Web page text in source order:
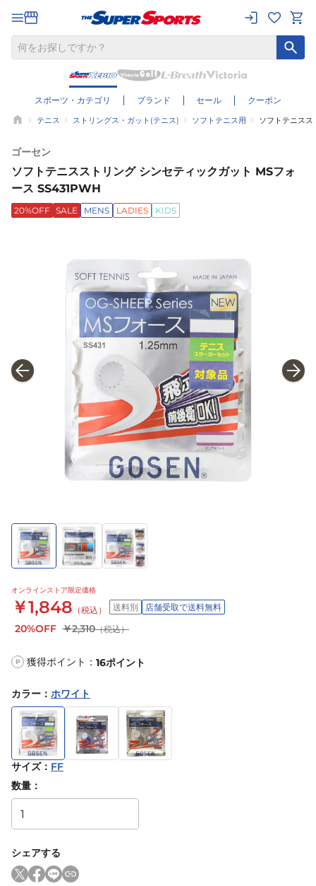
スポーツ・カテゴリ ブランド セール クーポン
テニス ストリングス・ガット(テニス) ソフトテニス用 ソフトテニス
ゴーセン
ソフトテニスストリング シンセティックガット MSフォ
ース SS431PWH
20%OFF SALE MENS LADIES KIDS
オンラインストア限定価格
￥1,848 （税込） 送料別 店舗受取で送料無料
20%OFF ￥2,310（税込）
P 獲得ポイント： 16ポイント
カラー ： ホワイト
サイズ： FF
数量：
シェアする